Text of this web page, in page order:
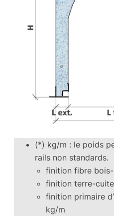
(*) kg/m : le poids
rails non standards.
finition fibre bois-
finition terre-
finition primaire
kg/m